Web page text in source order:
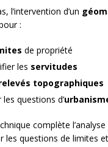
l’intervention d’un
:
de propriété
les servitudes
topographiques
questions d’
complète
les questions de limites